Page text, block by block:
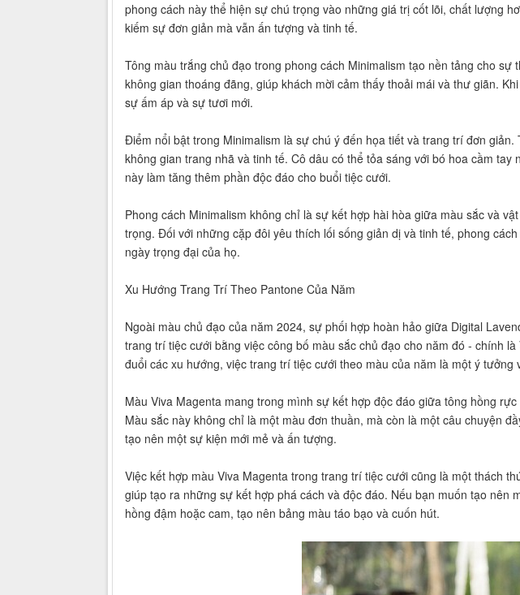
phong cách này thể hiện sự chú trọng vào những giá trị cốt lõi, chất lượng
kiếm sự đơn giản mà vẫn ấn tượng và tinh tế.
Tông màu trắng chủ đạo trong phong cách Minimalism tạo nền tảng cho
không gian thoáng đãng, giúp khách mời cảm thấy thoải mái và thư giãn.
sự ấm áp và sự tươi mới.
Điểm nổi bật trong Minimalism là sự chú ý đến họa tiết và trang trí đơn
không gian trang nhã và tinh tế. Cô dâu có thể tỏa sáng với bó hoa cầm
này làm tăng thêm phần độc đáo cho buổi tiệc cưới.
Phong cách Minimalism không chỉ là sự kết hợp hài hòa giữa màu sắc và
trọng. Đối với những cặp đôi yêu thích lối sống giản dị và tinh tế, phong
ngày trọng đại của họ.
Xu Hướng Trang Trí Theo Pantone Của Năm
Ngoài màu chủ đạo của năm 2024, sự phối hợp hoàn hảo giữa Digital
trang trí tiệc cưới bằng việc công bố màu sắc chủ đạo cho năm đó - chính
đuổi các xu hướng, việc trang trí tiệc cưới theo màu của năm là một ý tưởng
Màu Viva Magenta mang trong mình sự kết hợp độc đáo giữa tông hồng
Màu sắc này không chỉ là một màu đơn thuần, mà còn là một câu chuyện
tạo nên một sự kiện mới mẻ và ấn tượng.
Việc kết hợp màu Viva Magenta trong trang trí tiệc cưới cũng là một thách
giúp tạo ra những sự kết hợp phá cách và độc đáo. Nếu bạn muốn tạo
hồng đậm hoặc cam, tạo nên bảng màu táo bạo và cuốn hút.